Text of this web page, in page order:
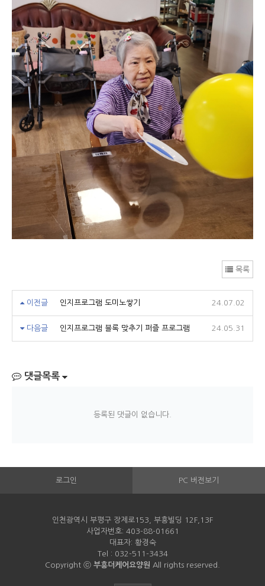
목록
이전글 인지프로그램 도미노쌓기 24.07.02
다음글 인지프로그램 블록 맞추기 퍼즐 프로그램 24.05.31
댓글목록
등록된 댓글이 없습니다.
로그인 PC 버전보기
인천광역시 부평구 장제로153, 부흥빌딩 12F,13F
사업자번호: 403-88-01661
대표자: 황경숙
Tel : 032-511-3434
Copyright ⓒ 부흥더케어요양원 All rights reserved.